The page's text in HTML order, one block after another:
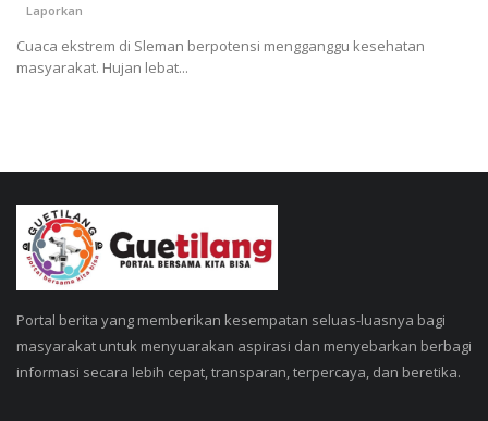
Laporkan
Cuaca ekstrem di Sleman berpotensi mengganggu kesehatan
masyarakat. Hujan lebat...
Portal berita yang memberikan kesempatan seluas-luasnya bagi
masyarakat untuk menyuarakan aspirasi dan menyebarkan berbagi
informasi secara lebih cepat, transparan, terpercaya, dan beretika.